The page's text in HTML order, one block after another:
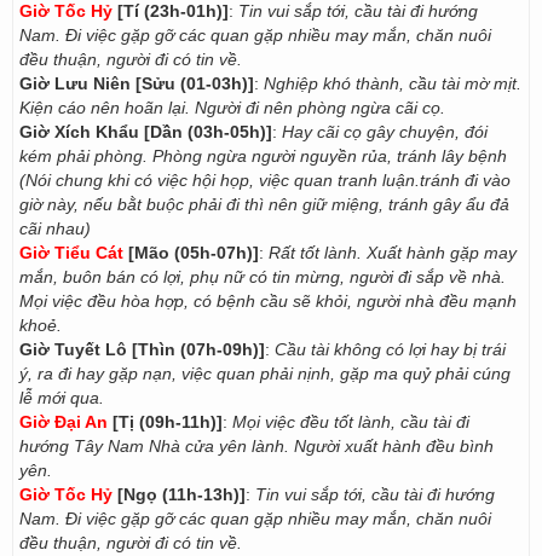
Giờ Tốc Hỷ [Tí (23h-01h)]: Tin vui sắp tới, cầu tài đi hướng
Nam. Đi việc gặp gỡ các quan gặp nhiều may mắn, chăn nuôi
đều thuận, người đi có tin về.
Giờ Lưu Niên [Sửu (01-03h)]: Nghiệp khó thành, cầu tài mờ mịt.
Kiện cáo nên hoãn lại. Người đi nên phòng ngừa cãi cọ.
Giờ Xích Khẩu [Dần (03h-05h)]: Hay cãi cọ gây chuyện, đói
kém phải phòng. Phòng ngừa người nguyền rủa, tránh lây bệnh
(Nói chung khi có việc hội họp, việc quan tranh luận.tránh đi vào
giờ này, nếu bằt buộc phải đi thì nên giữ miệng, tránh gây ẩu đả
cãi nhau)
Giờ Tiểu Cát [Mão (05h-07h)]: Rất tốt lành. Xuất hành gặp may
mắn, buôn bán có lợi, phụ nữ có tin mừng, người đi sắp về nhà.
Mọi việc đều hòa hợp, có bệnh cầu sẽ khỏi, người nhà đều mạnh
khoẻ.
Giờ Tuyết Lô [Thìn (07h-09h)]: Cầu tài không có lợi hay bị trái
ý, ra đi hay gặp nạn, việc quan phải nịnh, gặp ma quỷ phải cúng
lễ mới qua.
Giờ Đại An [Tị (09h-11h)]: Mọi việc đều tốt lành, cầu tài đi
hướng Tây Nam Nhà cửa yên lành. Người xuất hành đều bình
yên.
Giờ Tốc Hỷ [Ngọ (11h-13h)]: Tin vui sắp tới, cầu tài đi hướng
Nam. Đi việc gặp gỡ các quan gặp nhiều may mắn, chăn nuôi
đều thuận, người đi có tin về.